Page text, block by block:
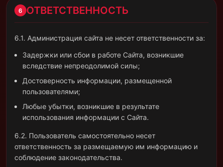
6 ОТВЕТСТВЕННОСТЬ
6.1. Администрация сайта не несет ответственности за:
Задержки или сбои в работе Сайта, возникшие
вследствие непреодолимой силы;
Достоверность информации, размещенной
пользователями;
Любые убытки, возникшие в результате
использования информации с Сайта.
6.2. Пользователь самостоятельно несет
ответственность за размещаемую им информацию и
соблюдение законодательства.